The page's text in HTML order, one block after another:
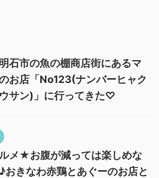
石市の魚の棚商店街にあるマ
お店「No123(ナンバーヒャク
サン)」に行ってきた♡
メ★お腹が減っては楽しめな
おきなわ赤鶏とあぐーのお店と